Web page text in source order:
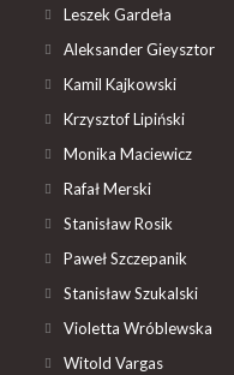
Leszek Gardeła
Aleksander Gieysztor
Kamil Kajkowski
Krzysztof Lipiński
Monika Maciewicz
Rafał Merski
Stanisław Rosik
Paweł Szczepanik
Stanisław Szukalski
Violetta Wróblewska
Witold Vargas